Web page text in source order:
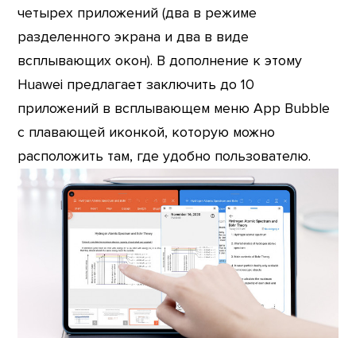
четырех приложений (два в режиме
разделенного экрана и два в виде
всплывающих окон). В дополнение к этому
Huawei предлагает заключить до 10
приложений в всплывающем меню App Bubble
с плавающей иконкой, которую можно
расположить там, где удобно пользователю.